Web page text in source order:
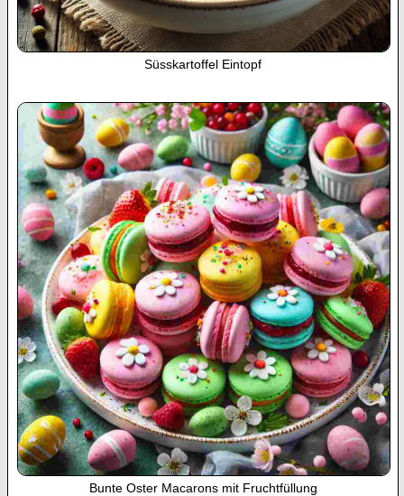
Süsskartoffel Eintopf
Bunte Oster Macarons mit Fruchtfüllung